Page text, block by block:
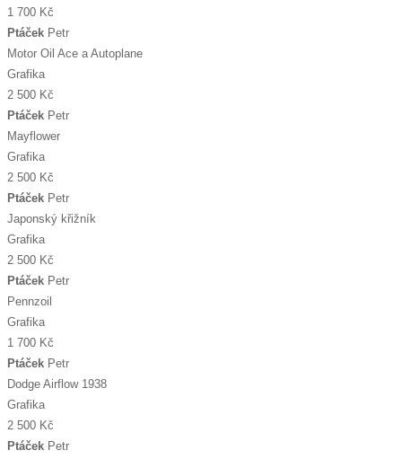
1 700 Kč
Ptáček Petr
Motor Oil Ace a Autoplane
Grafika
2 500 Kč
Ptáček Petr
Mayflower
Grafika
2 500 Kč
Ptáček Petr
Japonský křižník
Grafika
2 500 Kč
Ptáček Petr
Pennzoil
Grafika
1 700 Kč
Ptáček Petr
Dodge Airflow 1938
Grafika
2 500 Kč
Ptáček Petr